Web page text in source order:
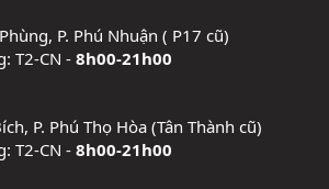
P. Phú Nhuận ( P17 cũ)
T2-CN - 8h00-21h00
P. Phú Thọ Hòa (Tân Thành cũ)
T2-CN - 8h00-21h00